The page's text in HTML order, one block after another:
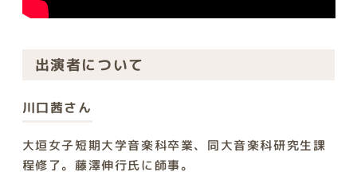
出演者について
川口茜さん
大垣女子短期大学音楽科卒業、同大音楽科研究生課
程修了。藤澤伸行氏に師事。